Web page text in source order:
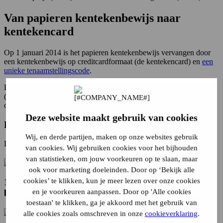
Deze website maakt gebruik van cookies
Wij, en derde partijen, maken op onze websites gebruik
van cookies. Wij gebruiken cookies voor het bijhouden
van statistieken, om jouw voorkeuren op te slaan, maar
ook voor marketing doeleinden. Door op ‘Bekijk alle
cookies’ te klikken, kun je meer lezen over onze cookies
en je voorkeuren aanpassen. Door op 'Alle cookies
toestaan' te klikken, ga je akkoord met het gebruik van
alle cookies zoals omschreven in onze cookieverklaring.
Van papieren kentekenbewijs naar
kentekencard
Op 1 januari 2014 is het papieren kentekenbewijs vervangen door
een kentekenbewijs op creditcardformaat (de kentekencard) en een
unieke tenaamstellingscode.
De oudere, papieren versie bestaat uit 3 delen: het voertuigenbewijs
(deel 1A), de tenaamstellingsbewijs (deel 1B) en het
overschrijvingsbewijs (deel III).
Het oude papieren kentekenbewijs
Deel 1 bestond vroeger uit 2 delen, namelijk deel 1A en deel 1B.
1A was het voertuigbewijs dat de voertuiggegevens
bevatte.